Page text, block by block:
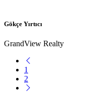
Gökçe Yırtıcı
GrandView Realty
1
2